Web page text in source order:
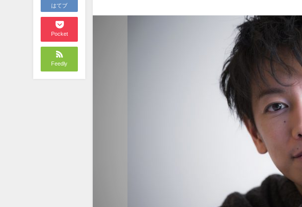
はてブ
Pocket
Feedly